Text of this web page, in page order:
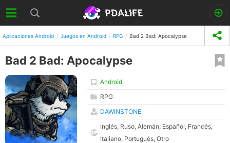
Aplicaciones Android Juegos en Android RPG Bad 2 Bad: Apocalypse
Bad 2 Bad: Apocalypse
Android
RPG
DAWINSTONE
Inglés, Ruso, Alemán, Español, Francés,
Italiano, Portugués, Otro